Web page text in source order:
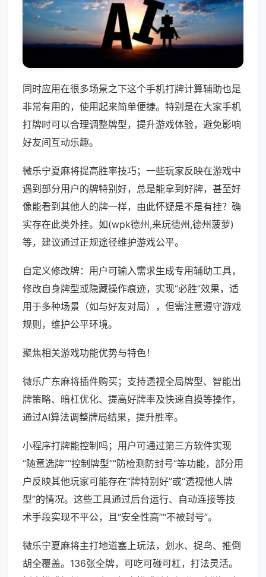
同时应用在很多场景之下这个手机打牌计算辅助也是
非常有用的，使用起来简单便捷。特别是在大家手机
打牌时可以合理调整牌型，提升游戏体验，避免影响
好友间互动乐趣。
微乐宁夏麻将提高胜率技巧；一些玩家反映在游戏中
遇到部分用户的牌特别好，总是能拿到好牌，甚至好
像能看到其他人的牌一样，由此怀疑是不是有挂？确
实存在此类外挂。如(wpk德州,来玩德州,德州菠萝)
等，建议通过正规途径维护游戏公平。
自定义修改牌：用户可输入需求生成专用辅助工具，
修改自身牌型或隐藏操作痕迹，实现“必胜”效果，适
用于多种场景（如与好友对局），但需注意遵守游戏
规则，维护公平环境。
聚焦相关游戏功能优势与特色！
微乐广东麻将插件购买；支持透视全局牌型、智能出
牌策略、暗杠优化、提高好牌率及快速自摸等操作，
通过AI算法调整牌局结果，提升胜率。
小程序打牌能控制吗；用户可通过第三方软件实现
“随意选牌”“控制牌型”“防检测防封号”等功能，部分用
户反映其他玩家可能存在“牌特别好”或“透视他人牌
型”的情况。这些工具通过后台运行、自动连接等技
术手段实现不平公，且“安全性高”“不被封号”。
微乐宁夏麻将主打地道塞上玩法，划水、捉鸟、推倒
胡全覆盖。136张全牌，可吃可碰可杠，打法灵活。